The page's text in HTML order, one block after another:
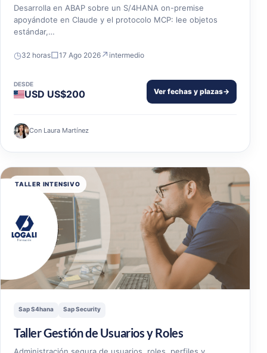
Desarrolla en ABAP sobre un S/4HANA on-premise
apoyándote en Claude y el protocolo MCP: lee objetos
estándar,…
◷32 horas□17 Ago 2026 ↗ intermedio
DESDE
USD US$200 Ver fechas y plazas→
Con Laura Martínez
TALLER INTENSIVO
Sap S4hana Sap Security
Taller Gestión de Usuarios y Roles
Administración segura de usuarios, roles, perfiles y